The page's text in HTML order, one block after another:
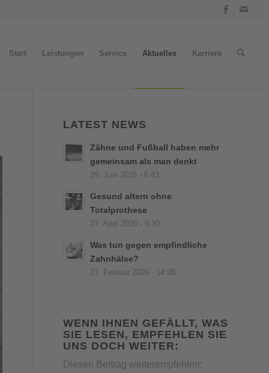
Start Leistungen Service Aktuelles Karriere
LATEST NEWS
Zähne und Fußball haben mehr
gemeinsam als man denkt
29. Juni 2026 - 6:43
Gesund altern ohne
Totalprothese
27. April 2026 - 9:30
Was tun gegen empfindliche
Zahnhälse?
27. Februar 2026 - 14:28
WENN IHNEN GEFÄLLT, WAS
SIE LESEN, EMPFEHLEN SIE
UNS DOCH WEITER:
Diesen Beitrag weiterempfehlen: